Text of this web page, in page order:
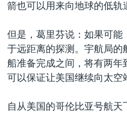
箭也可以用来向地球的低轨
但是，葛里芬说：如果可能
于远距离的探测。宇航局
船准备完成之间，将有两年
可以保证让美国继续向太空
自从美国的哥伦比亚号航